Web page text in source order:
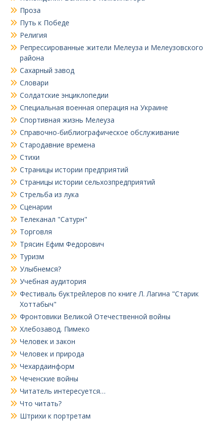
Проза
Путь к Победе
Религия
Репрессированные жители Мелеуза и Мелеузовского
района
Сахарный завод
Словари
Солдатские энциклопедии
Специальная военная операция на Украине
Спортивная жизнь Мелеуза
Справочно-библиографическое обслуживание
Стародавние времена
Стихи
Страницы истории предприятий
Страницы истории сельхозпредприятий
Стрельба из лука
Сценарии
Телеканал "Сатурн"
Торговля
Трясин Ефим Федорович
Туризм
Улыбнемся?
Учебная аудитория
Фестиваль буктрейлеров по книге Л. Лагина "Старик
Хоттабыч"
Фронтовики Великой Отечественной войны
Хлебозавод. Пимеко
Человек и закон
Человек и природа
Чехардаинформ
Чеченские войны
Читатель интересуется…
Что читать?
Штрихи к портретам